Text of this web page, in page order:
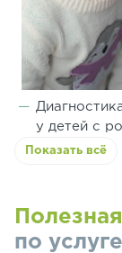
у детей с
Показать всё
по услуге